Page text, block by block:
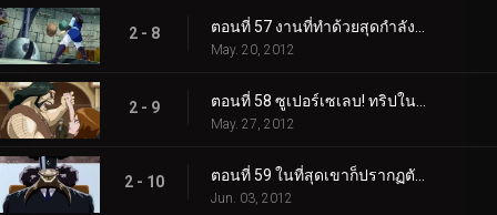
2 - 8
May. 20, 2012
2 - 9
May. 27, 2012
2 - 10
Jun. 03, 2012